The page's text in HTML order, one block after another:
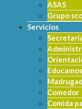
ASAS
Grupo
Servicios
Educamos
Comedor
Comida